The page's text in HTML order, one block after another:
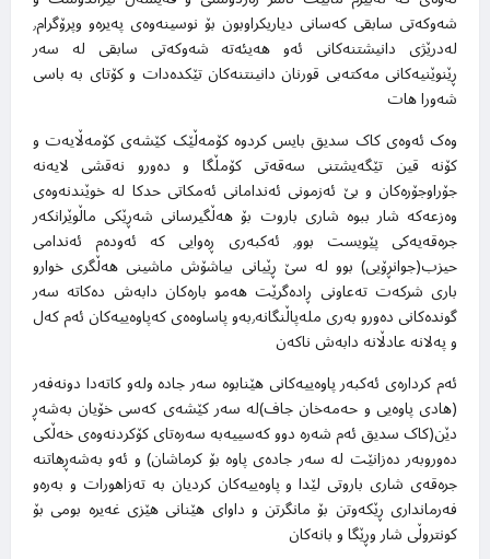
شەوکەتی سابقی کەسانی دیاریکراوبون بۆ نوسینەوەی پەیرەو وپرۆگرام٫
لەدرێژی دانیشتنەکانی ئەو هەیئەتە شەوکەتی سابقی لە سەر
ڕێنوێنیەکانی مەکتەبی قورنان دانینتنەکان تێکدەدات و کۆتای بە باسی
شەورا هات
وەک ئەوەی کاک سدیق بایس کردوە کۆمەڵێک کێشەی کۆمەڵایەت و
کۆنە قین تێگەیشتنی سەقەتی کۆمڵگا و دەورو نەقشی لایەنە
جۆراوجۆرەکان و بێ ئەزمونی ئەندامانی ئەمکاتی حدکا لە خوێندنەوەی
وەزعەکە شار ببوە شاری باروت بۆ هەڵگیرسانی شەڕێکی ماڵوێرانکەر
جرەقەیەکی پێویست بوو٫ ئەکبەری ڕەوایی کە ئەودەم ئەندامی
حیزب(جوانڕۆیی) بوو لە سێ ڕێیانی بیاشۆش ماشینی هەڵگری خوارو
باری شرکەت تەعاونی ڕادەگرێت هەمو بارەکان دابەش دەکاتە سەر
گوندەکانی دەورو بەری ملەپاڵنگانە٫بەو پاساوەەی کەپاوەییەکان ئەم کەل
و پەلانە عادڵانە دابەش ناکەن
ئەم کردارەی ئەکبەر پاوەییەکانی هێنابوە سەر جادە ولەو کاتەدا دونەفەر
(هادی پاوەیی و حەمەخان جاف)لە سەر کێشەی کەسی خۆیان بەشەڕ
دێن(کاک سدیق ئەم شەرە دوو کەسییەبە سەرەتای کۆکردنەوەی خەڵکی
دەوروبەر دەزانێت لە سەر جادەی پاوە بۆ کرماشان) و ئەو بەشەڕهاتنە
جرەقەی شاری باروتی لێدا و پاوەییەکان کردیان بە تەزاهورات و بەرەو
فەرمانداری ڕێکەوتن بۆ مانگرتن و داوای هێنانی هێزی غەیرە بومی بۆ
کونتروڵی شار وڕێگا و بانەکان